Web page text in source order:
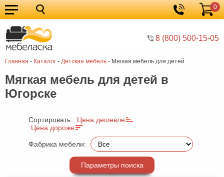
8 (800) 500-15-05
Корзина
0
Главная - Каталог - Детская мебель - Мягкая мебель для детей
Кухонные
гарнитуры
Мебель
для
кухни
Мебель
для
спальни
Кровати
Шкафы
Диваны
Мягкая мебель для детей в
Югорске
Сортировать:
Цена дешевле
Цена дороже
Фабрика мебели:
Параметры поиска